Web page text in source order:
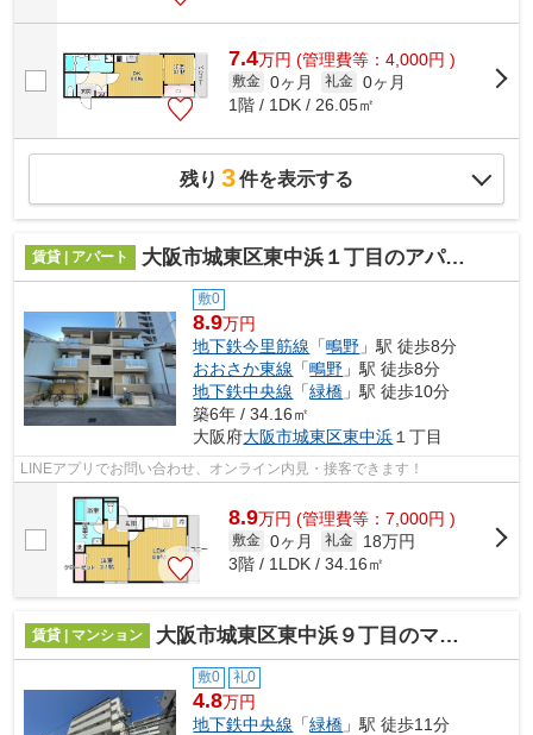
7.4万円 (管理費等：4,000円 )
敷金 0ヶ月 礼金 0ヶ月
1階 / 1DK / 26.05㎡
残り 3件を表示する
賃貸 | アパート 大阪市城東区東中浜１丁目のアパート
敷0
8.9万円
地下鉄今里筋線 「鴫野 」駅 徒歩8分
おおさか東線 「鴫野 」駅 徒歩8分
地下鉄中央線 「緑橋 」駅 徒歩10分
築6年 / 34.16㎡
大阪府大阪市城東区東中浜 １丁目
LINEアプリでお問い合わせ、オンライン内見・接客できます！
8.9万円 (管理費等：7,000円 )
敷金 0ヶ月 礼金
18万円
3階 / 1LDK / 34.16㎡
賃貸 | マンション 大阪市城東区東中浜９丁目のマンション
敷0 礼0
4.8万円
地下鉄中央線 「緑橋 」駅 徒歩11分